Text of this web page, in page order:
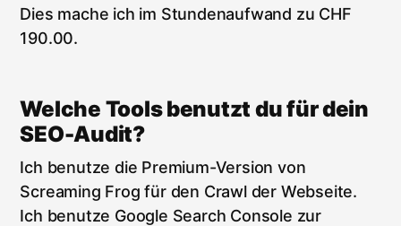
Dies mache ich im Stundenaufwand zu CHF
190.00.
Welche Tools benutzt du für dein
SEO-Audit?
Ich benutze die Premium-Version von
Screaming Frog für den Crawl der Webseite.
Ich benutze Google Search Console zur